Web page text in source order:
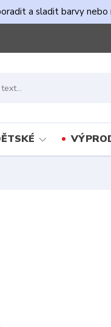
a sladit barvy